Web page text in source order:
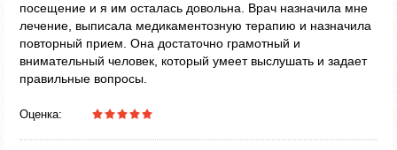
посещение и я им осталась довольна. Врач назначила мне
лечение, выписала медикаментозную терапию и назначила
повторный прием. Она достаточно грамотный и
внимательный человек, который умеет выслушать и задает
правильные вопросы.
Оценка: